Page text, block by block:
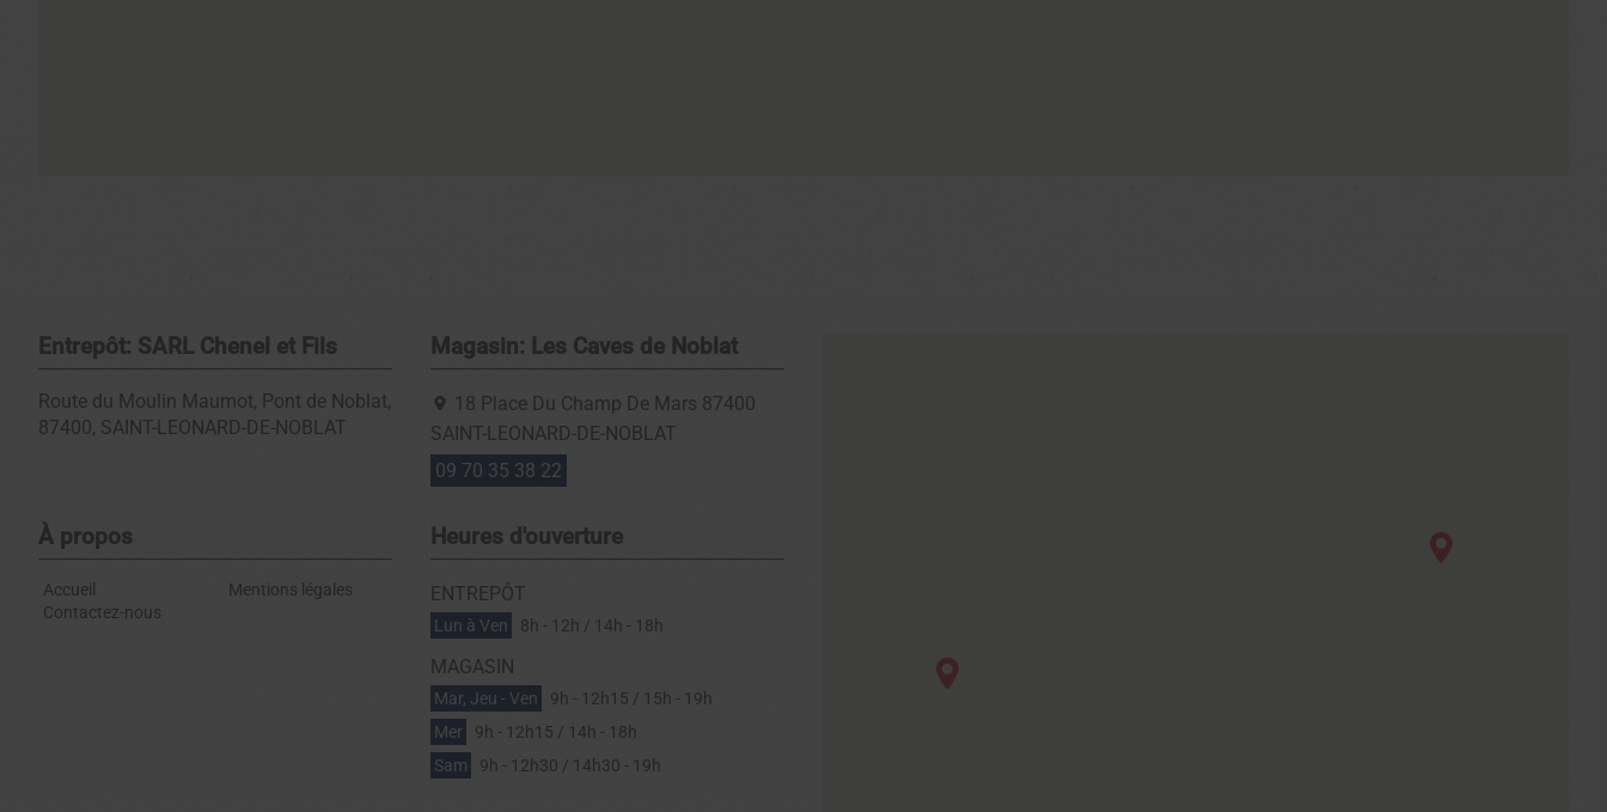
Entrepôt: SARL Chenel et Fils
Route du Moulin Maumot, Pont de Noblat,
87400, SAINT-LEONARD-DE-NOBLAT
Magasin: Les Caves de Noblat
18 Place Du Champ De Mars 87400
SAINT-LEONARD-DE-NOBLAT
09 70 35 38 22
Heures d'ouverture
ENTREPÔT
Lun à Ven 8h - 12h / 14h - 18h
MAGASIN
Mar, Jeu - Ven
9h - 12h15 / 15h - 19h
Mer
9h - 12h15 / 14h - 18h
Sam
9h - 12h30 / 14h30 - 19h
À propos
Accueil
Contactez-nous
Mentions légales